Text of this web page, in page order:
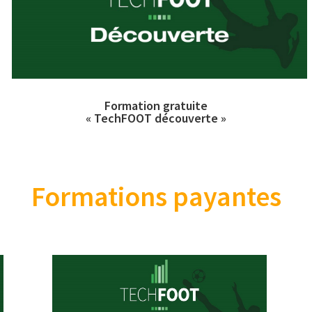
Formation gratuite
« TechFOOT découverte »
Formations payantes